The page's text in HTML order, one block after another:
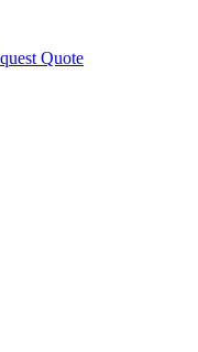
Quote